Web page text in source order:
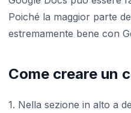
Poiché la maggior parte
estremamente bene con
Come creare un
1. Nella sezione in alto a